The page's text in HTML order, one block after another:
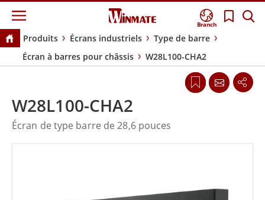
Branch
Produits Écrans industriels
Type de barre
Écran à barres pour châssis
W28L100-CHA2
W28L100-CHA2
Écran de type barre de 28,6 pouces